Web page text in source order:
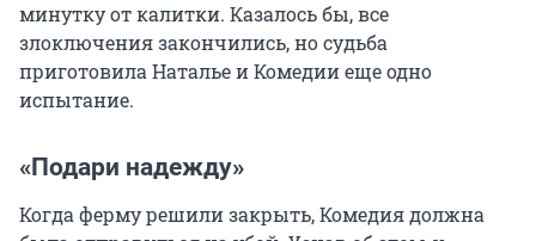
минутку от калитки. Казалось бы, все
злоключения закончились, но судьба
приготовила Наталье и Комедии еще одно
испытание.
«Подари надежду»
Когда ферму решили закрыть, Комедия должна